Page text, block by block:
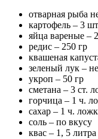
отварная рыба
картофель – 3 шт
яйца вареные –
редис – 250 гр
квашеная
зеленый лук –
укроп – 50 гр
сметана – 3 ст.
горчица – 1 ч.
сахар – 1 ч.
соль – по вкусу
квас – 1, 5 литра